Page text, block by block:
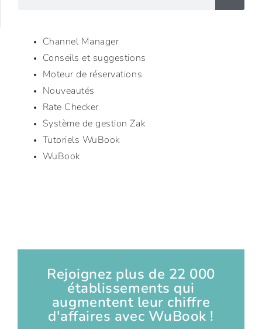
Channel Manager
Conseils et suggestions
Moteur de réservations
Nouveautés
Rate Checker
Système de gestion Zak
Tutoriels WuBook
WuBook
Rejoignez plus de 22 000
établissements qui
augmentent leur chiffre
d'affaires avec WuBook !